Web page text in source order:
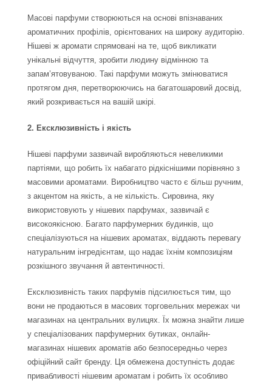
Масові парфуми створюються на основі впізнаваних
ароматичних профілів, орієнтованих на широку аудиторію.
Нішеві ж аромати спрямовані на те, щоб викликати
унікальні відчуття, зробити людину відмінною та
запам’ятовуваною. Такі парфуми можуть змінюватися
протягом дня, перетворюючись на багатошаровий досвід,
який розкривається на вашій шкірі.
2. Ексклюзивність і якість
Нішеві парфуми зазвичай виробляються невеликими
партіями, що робить їх набагато рідкіснішими порівняно з
масовими ароматами. Виробництво часто є більш ручним,
з акцентом на якість, а не кількість. Сировина, яку
використовують у нішевих парфумах, зазвичай є
високоякісною. Багато парфумерних будинків, що
спеціалізуються на нішевих ароматах, віддають перевагу
натуральним інгредієнтам, що надає їхнім композиціям
розкішного звучання й автентичності.
Ексклюзивність таких парфумів підсилюється тим, що
вони не продаються в масових торговельних мережах чи
магазинах на центральних вулицях. Їх можна знайти лише
у спеціалізованих парфумерних бутиках, онлайн-
магазинах нішевих ароматів або безпосередньо через
офіційний сайт бренду. Ця обмежена доступність додає
привабливості нішевим ароматам і робить їх особливо